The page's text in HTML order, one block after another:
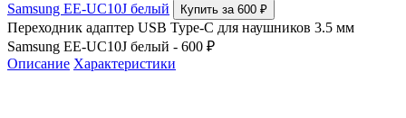
Samsung EE-UC10J белый
Купить за 600 ₽
Переходник адаптер USB Type-C для наушников 3.5 мм
Samsung EE-UC10J белый - 600 ₽
Описание Характеристики